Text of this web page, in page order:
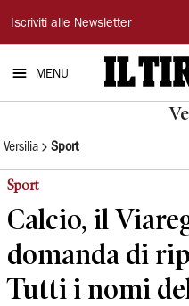
Il
Tirreno
Iscriviti alle Newsletter
MENU
Versilia Sport
Sport
Calcio, il
domanda di
Tutti i nomi